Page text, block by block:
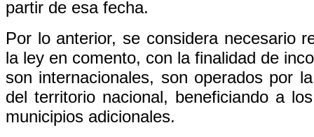
partir de esa fecha.
Por lo anterior, se considera necesario
la ley en comento, con la finalidad de
son internacionales, son operados por
del territorio nacional, beneficiando a
municipios adicionales.